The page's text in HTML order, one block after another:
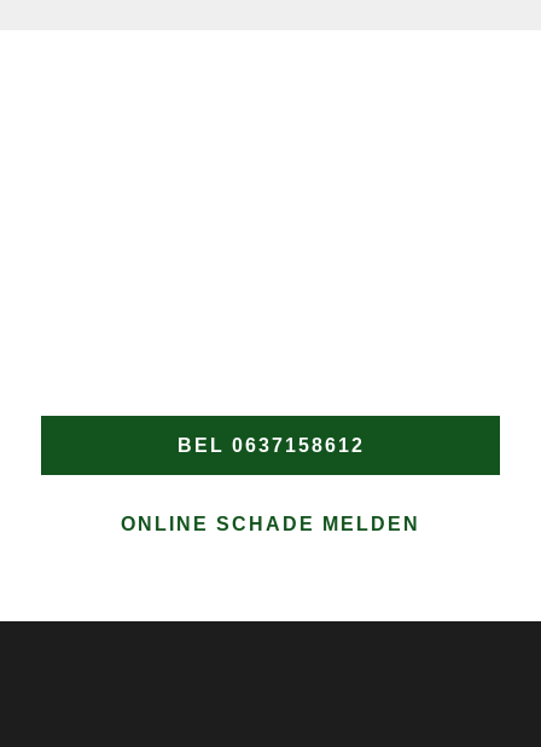
BEL 0637158612
ONLINE SCHADE MELDEN